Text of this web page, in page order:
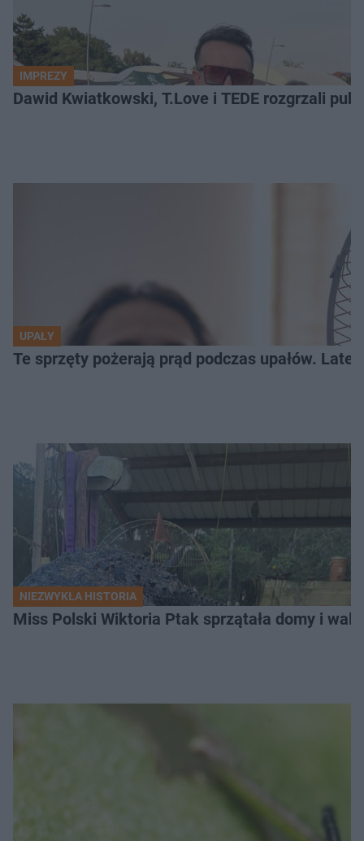
IMPREZY
Dawid Kwiatkowski, T.Love i TEDE rozgrzali
UPAŁY
Te sprzęty pożerają prąd podczas upałów.
NIEZWYKŁA HISTORIA
Miss Polski Wiktoria Ptak sprzątała domy i